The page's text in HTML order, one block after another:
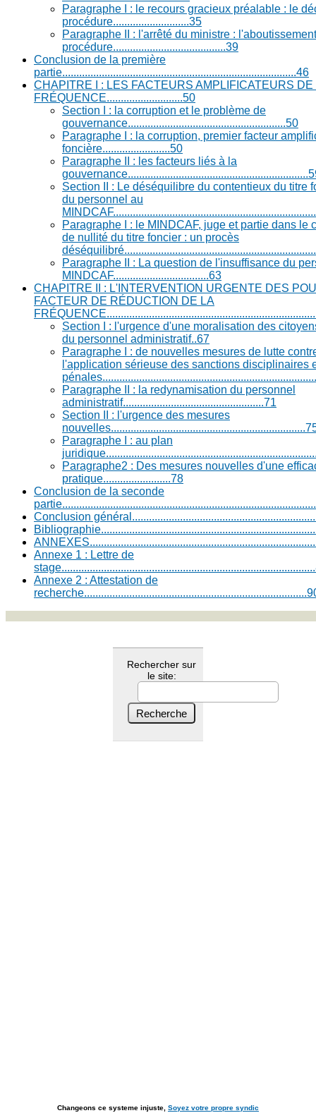
Paragraphe I : le recours gracieux préalable : le
procédure...........................35
Paragraphe II : l'arrêté du ministre :
procédure........................................39
Conclusion de la première
partie...................................................................................46
CHAPITRE I : LES FACTEURS AMPLIFICATEURS DE
FRÉQUENCE...........................50
Section I : la corruption et le problème de
gouvernance........................................................50
Paragraphe I : la corruption, premier facteur
foncière........................50
Paragraphe II : les facteurs liés à la
Section II : Le déséquilibre du contentieux du titre
du personnel au
Paragraphe I : le MINDCAF, juge et partie dans le
de nullité du titre foncier : un procès
Paragraphe II : La question de l'insuffisance du
MINDCAF..................................63
CHAPITRE II : L'INTERVENTION URGENTE DES
FACTEUR DE RÉDUCTION DE LA
Section I : l'urgence d'une moralisation des
du personnel administratif..67
Paragraphe I : de nouvelles mesures de lutte
l'application sérieuse des sanctions disciplinaires
Paragraphe II : la redynamisation du personnel
administratif..................................................71
Section II : l'urgence des mesures
Paragraphe I : au plan
Paragraphe2 : Des mesures nouvelles d'une
pratique........................78
Conclusion de la seconde
Conclusion
Annexe 1 : Lettre de
Annexe 2 : Attestation de
Rechercher sur
le site:
Changeons ce systeme injuste, Soyez votre propre syndic